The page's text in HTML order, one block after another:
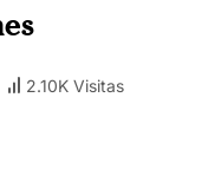
2.10K Visitas